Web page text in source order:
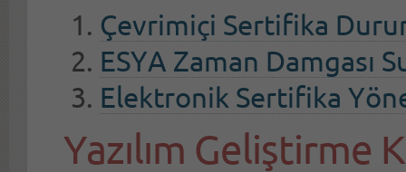
Çevrimiçi Sertifika
ESYA Zaman Damgası
Elektronik Sertifika
Yazılım Geliştirme